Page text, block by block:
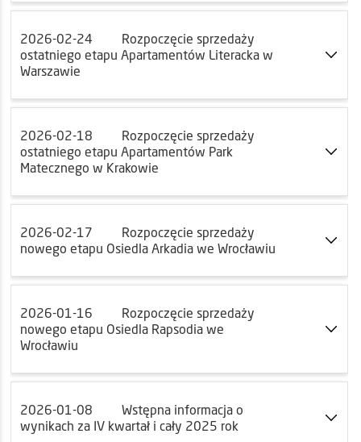
2026-02-24
Rozpoczęcie sprzedaży
ostatniego etapu Apartamentów Literacka w
Warszawie
2026-02-18
Rozpoczęcie sprzedaży
ostatniego etapu Apartamentów Park
Matecznego w Krakowie
2026-02-17
Rozpoczęcie sprzedaży
nowego etapu Osiedla Arkadia we Wrocławiu
2026-01-16
Rozpoczęcie sprzedaży
nowego etapu Osiedla Rapsodia we
Wrocławiu
2026-01-08
Wstępna informacja o
wynikach za IV kwartał i cały 2025 rok